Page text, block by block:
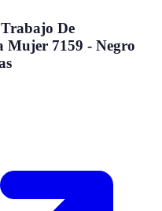
De
Mujer 7159 - Negro